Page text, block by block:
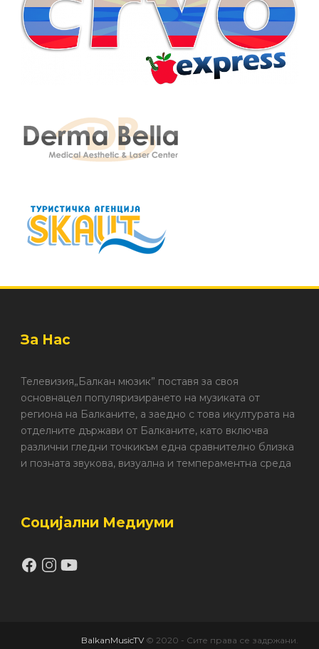
За Нас
Телевизия„Балкан мюзик” поставя за своя
основнацел популяризирането на музиката от
региона на Балканите, а заедно с това икултурата на
отделните държави от Балканите, като включва
различни гледни точкикъм една сравнително близка
и позната звукова, визуална и темпераментна среда
Социјални Медиуми
BalkanMusicTV© 2020 - Сите права се задржани.